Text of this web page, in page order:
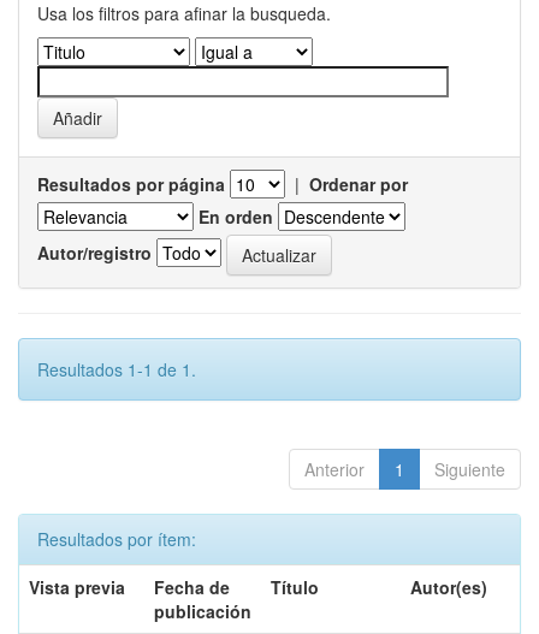
Usa los filtros para afinar la busqueda.
Resultados por página | Ordenar por
En orden
Autor/registro
Resultados 1-1 de 1.
Anterior 1 Siguiente
Resultados por ítem:
Vista previa
Fecha de
publicación
Título Autor(es)